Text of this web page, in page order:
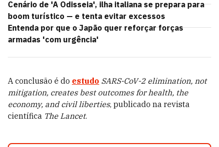
Cenário de 'A Odisseia', ilha italiana se prepara para
boom turístico — e tenta evitar excessos
Entenda por que o Japão quer reforçar forças
armadas 'com urgência'
A conclusão é do estudo SARS-CoV-2 elimination, not
mitigation, creates best outcomes for health, the
economy, and civil liberties, publicado na revista
científica The Lancet.